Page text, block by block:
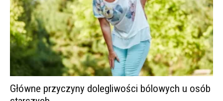
Główne przyczyny dolegliwości bólowych u osób